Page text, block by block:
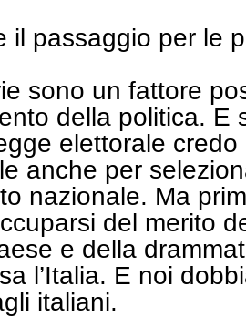
il passaggio per le
sono un fattore
della politica. E
elettorale
anche per
nazionale. Ma
del merito
e della
l’Italia. E noi
italiani.